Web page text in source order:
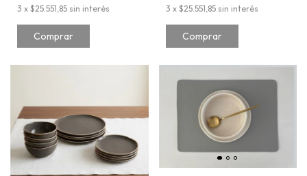
3 x $25.551,85 sin interés
Comprar
3 x $25.551,85 sin interés
Comprar